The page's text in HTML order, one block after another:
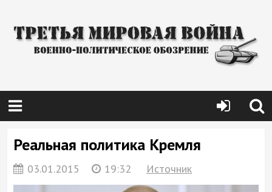
Реальная политика Кремля
03.01.2015 19:32 Источник